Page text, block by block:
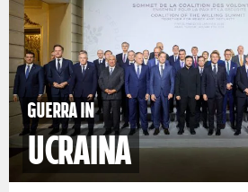
Guerra in
Ucraina